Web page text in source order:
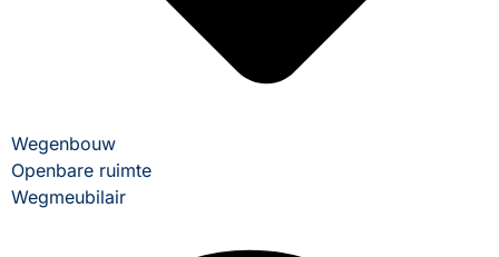
Wegenbouw
Openbare ruimte
Wegmeubilair